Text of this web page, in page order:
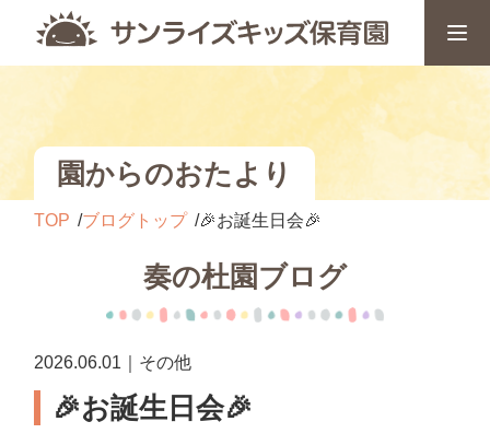
園からのおたより
TOP ブログトップ 🎉お誕生日会🎉
奏の杜園ブログ
2026.06.01｜その他
🎉お誕生日会🎉